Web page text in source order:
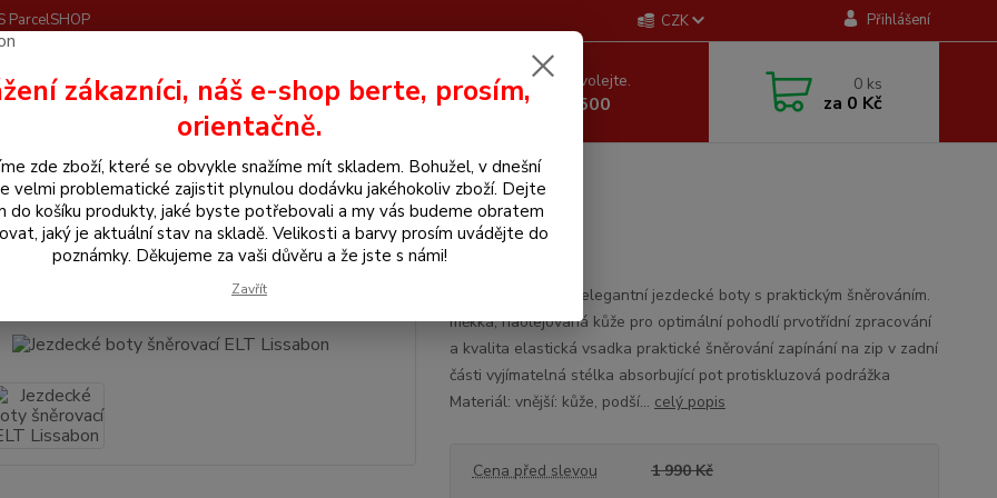
ParcelSHOP CZK Přihlášení
Hledat Nevíte si rady? Zavolejte.
+420 605 255 500
0 ks
za 0 Kč
pro jezdce Jezdecké boty šněrovací ELT Lissabon
boty šněrovací ELT Lissabon
Odolné a zároveň elegantní jezdecké boty s praktickým šněrováním.
měkká, naolejovaná kůže pro optimální pohodlí prvotřídní zpracování
a kvalita elastická vsadka praktické šněrování zapínání na zip v zadní
části vyjímatelná stélka absorbující pot protiskluzová podrážka
Materiál: vnější: kůže, podší... celý popis
Cena před slevou 1 990 Kč
zákazníci, náš e-shop berte, prosím,
orientačně.
zde zboží, které se obvykle snažíme mít skladem. Bohužel, v dnešní
velmi problematické zajistit plynulou dodávku jakéhokoliv zboží. Dejte
do košíku produkty, jaké byste potřebovali a my vás budeme obratem
jaký je aktuální stav na skladě. Velikosti a barvy prosím uvádějte do
poznámky. Děkujeme za vaši důvěru a že jste s námi!
Zavřít